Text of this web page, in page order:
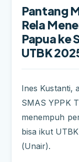
Pantang
Rela
Papua ke
UTBK
Ines Kustanti,
SMAS YPPK
menempuh
bisa ikut
(Unair).